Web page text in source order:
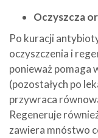
Oczyszcza
Po kuracji
oczyszczenia i
ponieważ pomaga
(pozostałych po
przywraca
Regeneruje
zawiera mnóstwo